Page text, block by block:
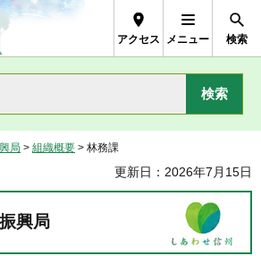
Nagano Prefecture
アクセス メニュー 検索
局 > 組織概要 > 林務課
更新日：2026年7月15日
興局